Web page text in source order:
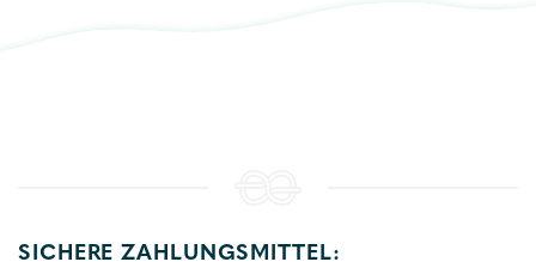
SICHERE ZAHLUNGSMITTEL: